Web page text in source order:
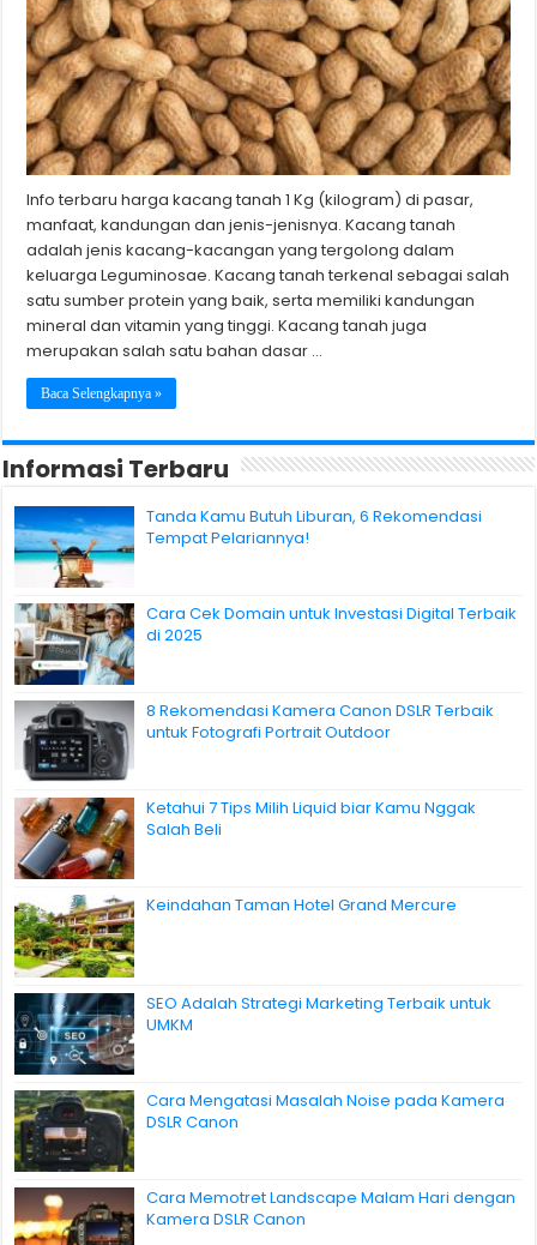
Info terbaru harga kacang tanah 1 Kg (kilogram) di pasar,
manfaat, kandungan dan jenis-jenisnya. Kacang tanah
adalah jenis kacang-kacangan yang tergolong dalam
keluarga Leguminosae. Kacang tanah terkenal sebagai salah
satu sumber protein yang baik, serta memiliki kandungan
mineral dan vitamin yang tinggi. Kacang tanah juga
merupakan salah satu bahan dasar …
Baca Selengkapnya »
Informasi Terbaru
Tanda Kamu Butuh Liburan, 6 Rekomendasi
Tempat Pelariannya!
Cara Cek Domain untuk Investasi Digital Terbaik
di 2025
8 Rekomendasi Kamera Canon DSLR Terbaik
untuk Fotografi Portrait Outdoor
Ketahui 7 Tips Milih Liquid biar Kamu Nggak
Salah Beli
Keindahan Taman Hotel Grand Mercure
SEO Adalah Strategi Marketing Terbaik untuk
UMKM
Cara Mengatasi Masalah Noise pada Kamera
DSLR Canon
Cara Memotret Landscape Malam Hari dengan
Kamera DSLR Canon